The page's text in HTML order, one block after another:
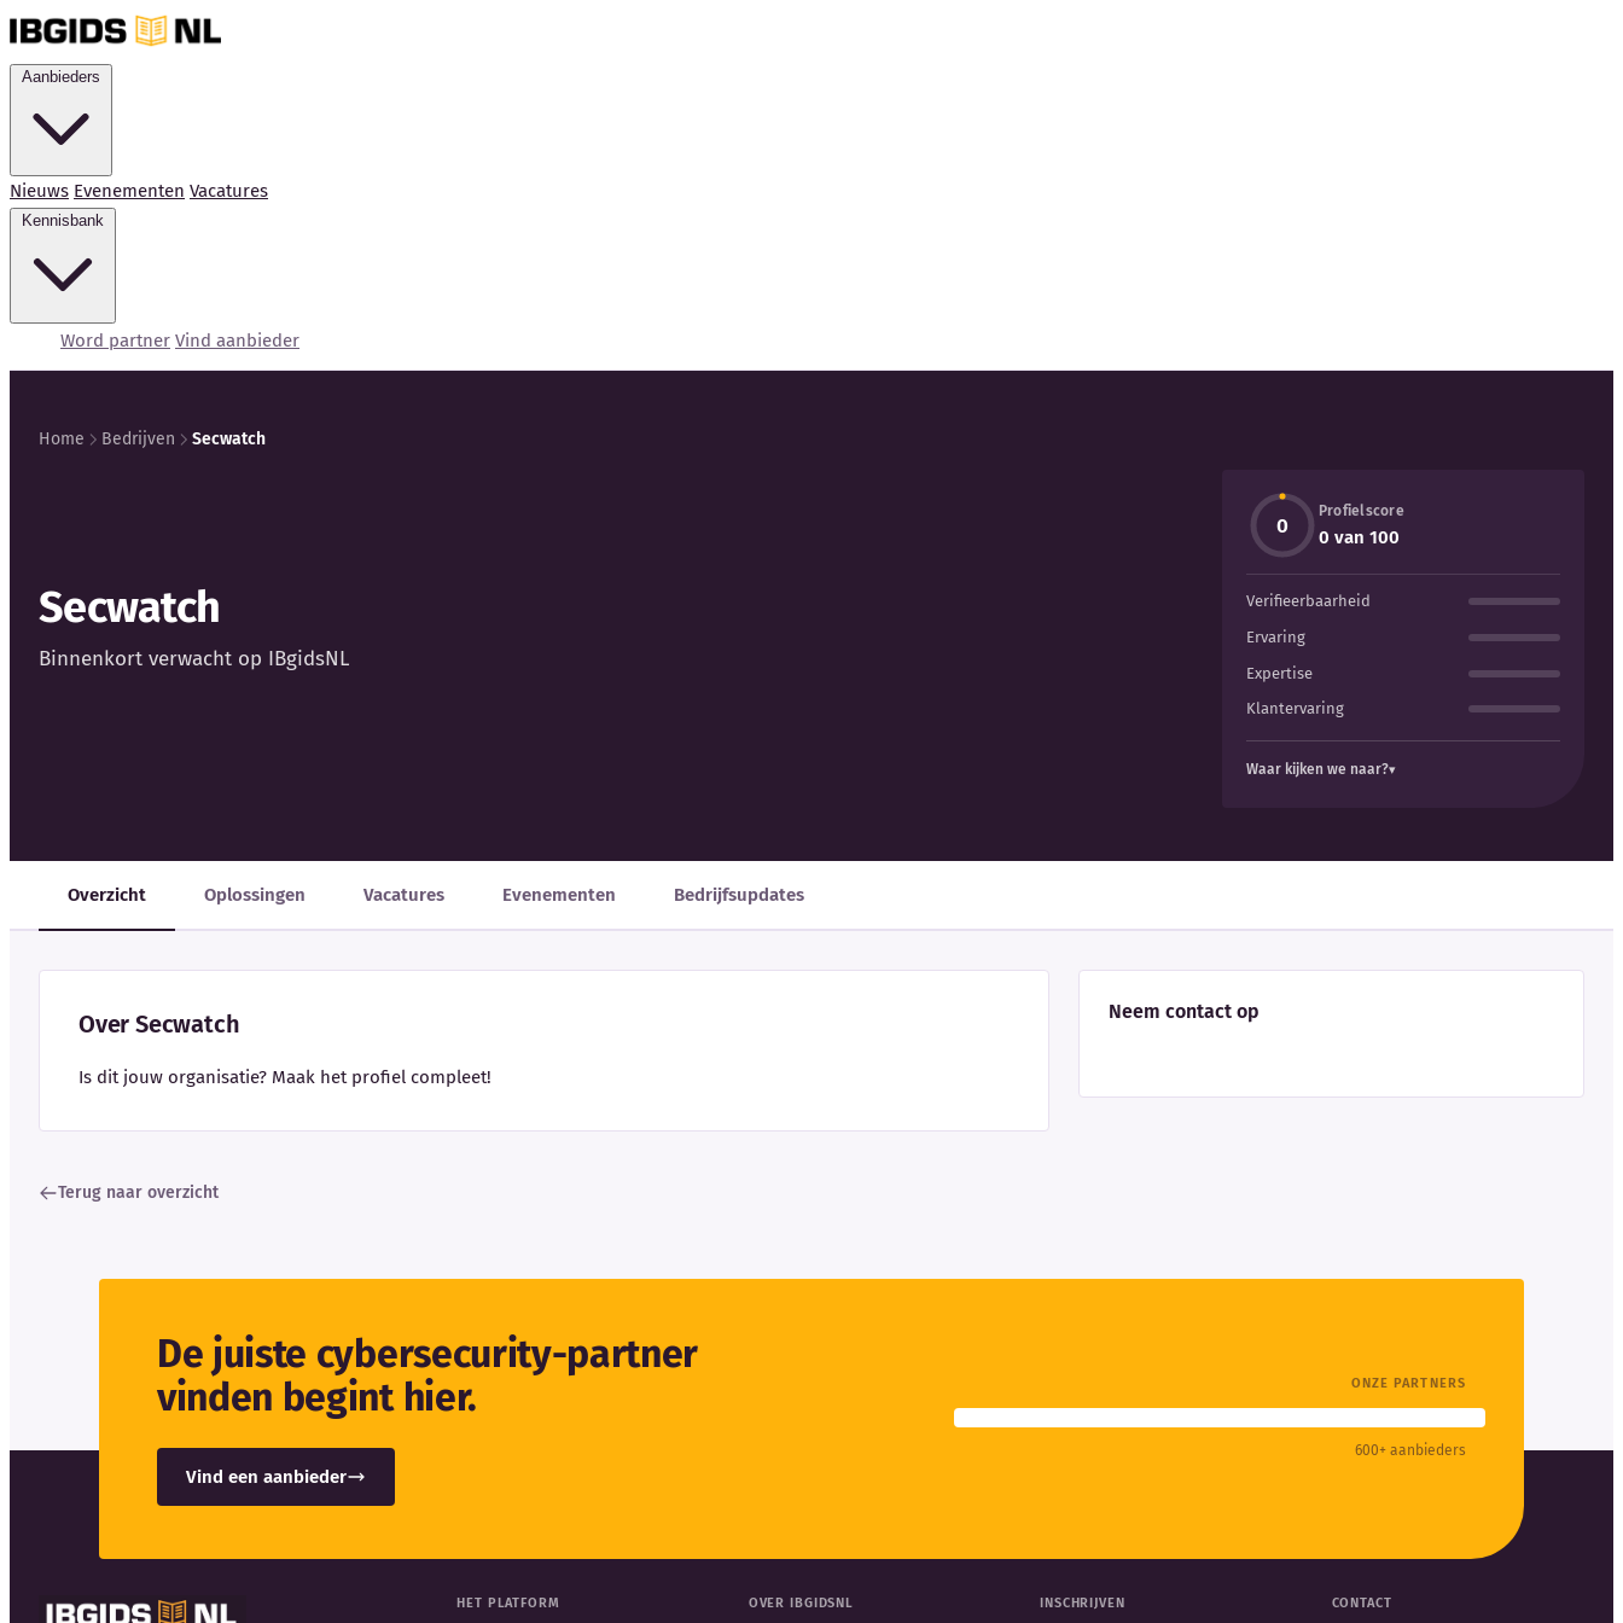
Nieuws Evenementen Vacatures
Word partner Vind aanbieder
Home Bedrijven Secwatch
Secwatch
Binnenkort verwacht op IBgidsNL
0
Profielscore
0 van 100
Verifieerbaarheid
Ervaring
Expertise
Klantervaring
Waar kijken we naar?
Overzicht Oplossingen Vacatures Evenementen Bedrijfsupdates
Over Secwatch
Is dit jouw organisatie? Maak het profiel compleet!
Neem contact op
Terug naar overzicht
De juiste cybersecurity-partner
vinden begint hier.
Vind een aanbieder
ONZE PARTNERS
600+ aanbieders
HET PLATFORM OVER IBGIDSNL INSCHRIJVEN CONTACT